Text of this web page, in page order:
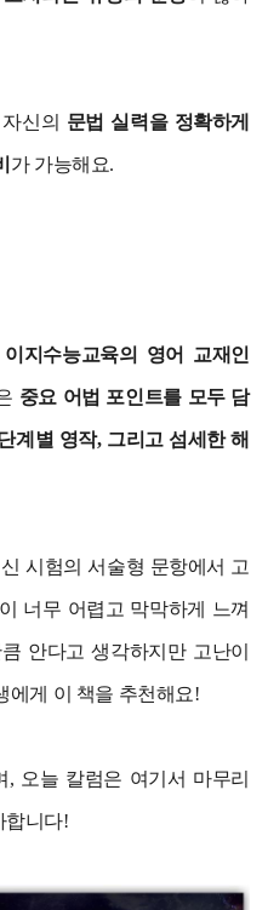
신의 문법 실력을 정확하게
가 가능해요.
이지수능교육의 영어 교재인
중요 어법 포인트를 모두 담
계별 영작, 그리고 섬세한 해
시험의 서술형 문항에서 고
너무 어렵고 막막하게 느껴
안다고 생각하지만 고난이
에게 이 책을 추천해요!
오늘 칼럼은 여기서 마무리
합니다!